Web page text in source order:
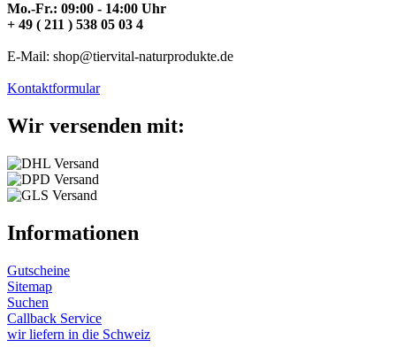
Mo.-Fr.: 09:00 - 14:00 Uhr
+ 49 ( 211 ) 538 05 03 4
E-Mail: shop@tiervital-naturprodukte.de
Kontaktformular
Wir versenden mit:
Informationen
Gutscheine
Sitemap
Suchen
Callback Service
wir liefern in die Schweiz